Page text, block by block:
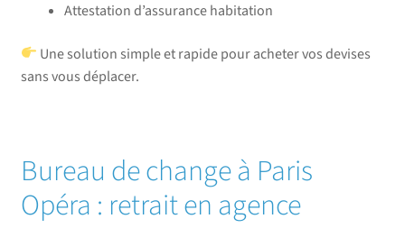
Attestation d’assurance habitation
Une solution simple et rapide pour acheter vos devises
sans vous déplacer.
Bureau de change à Paris
Opéra : retrait en agence